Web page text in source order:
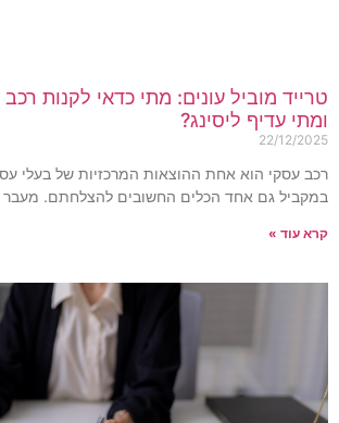
מוביל עונים: מתי כדאי לקנות רכב
עדיף ליסינג?
22/12/
עסקי הוא אחת ההוצאות המרכזיות של בעלי
גם אחד הכלים החשובים להצלחתם. מעבר
עוד »